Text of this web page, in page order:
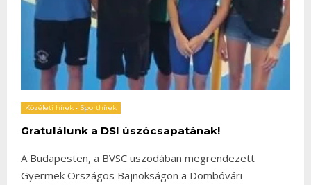
Közéleti hírek • Sporthírek
Gratulálunk a DSI úszócsapatának!
A Budapesten, a BVSC uszodában megrendezett
Gyermek Országos Bajnokságon a Dombóvári